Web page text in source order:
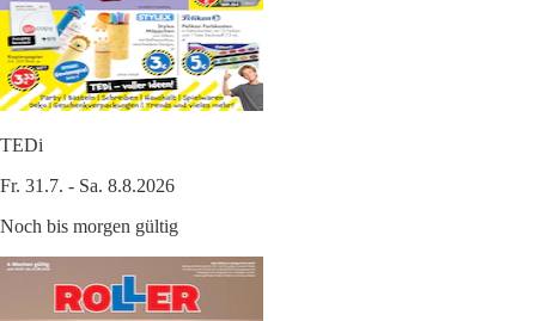
TEDi
Fr. 31.7. - Sa. 8.8.2026
Noch bis morgen gültig